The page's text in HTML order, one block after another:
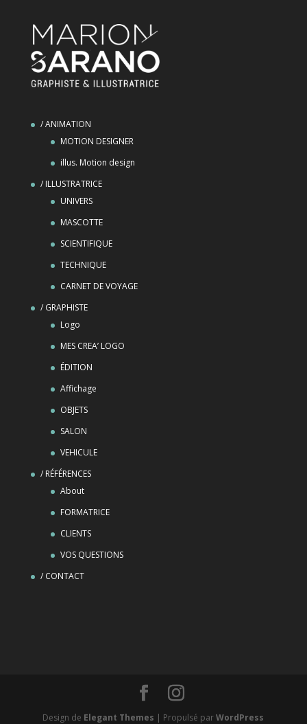
/ ANIMATION
MOTION DESIGNER
illus. Motion design
/ ILLUSTRATRICE
UNIVERS
MASCOTTE
SCIENTIFIQUE
TECHNIQUE
CARNET DE VOYAGE
/ GRAPHISTE
Logo
MES CREA’ LOGO
ÉDITION
Affichage
OBJETS
SALON
VEHICULE
/ RÉFÉRENCES
About
FORMATRICE
CLIENTS
VOS QUESTIONS
/ CONTACT
Design de Elegant Themes | Propulsé parWordPress